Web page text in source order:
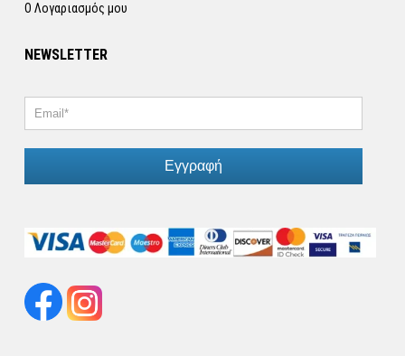
Ο Λογαριασμός μου
NEWSLETTER
Εγγραφή